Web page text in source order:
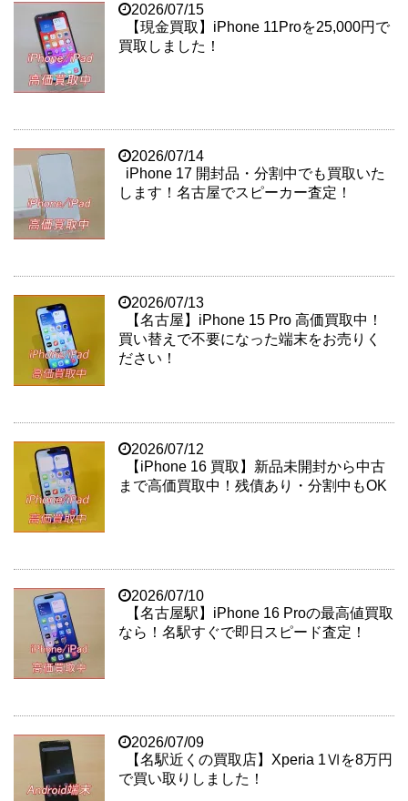
2026/07/15
【現金買取】iPhone 11Proを25,000円で
買取しました！
2026/07/14
iPhone 17 開封品・分割中でも買取いた
します！名古屋でスピーカー査定！
2026/07/13
【名古屋】iPhone 15 Pro 高価買取中！
買い替えで不要になった端末をお売りく
ださい！
2026/07/12
【iPhone 16 買取】新品未開封から中古
まで高価買取中！残債あり・分割中もOK
2026/07/10
【名古屋駅】iPhone 16 Proの最高値買取
なら！名駅すぐで即日スピード査定！
2026/07/09
【名駅近くの買取店】Xperia 1Ⅵを8万円
で買い取りしました！